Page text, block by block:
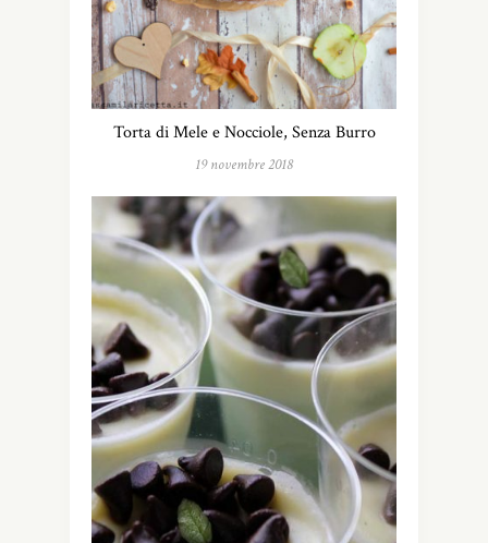
Torta di Mele e Nocciole, Senza Burro
19 novembre 2018